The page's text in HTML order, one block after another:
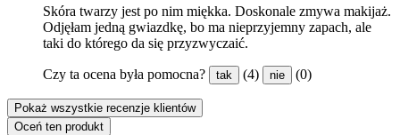
Skóra twarzy jest po nim miękka. Doskonale zmywa makijaż.
Odjęłam jedną gwiazdkę, bo ma nieprzyjemny zapach, ale
taki do którego da się przyzwyczaić.
Czy ta ocena była pomocna? tak (4) nie (0)
Pokaż wszystkie recenzje klientów
Oceń ten produkt